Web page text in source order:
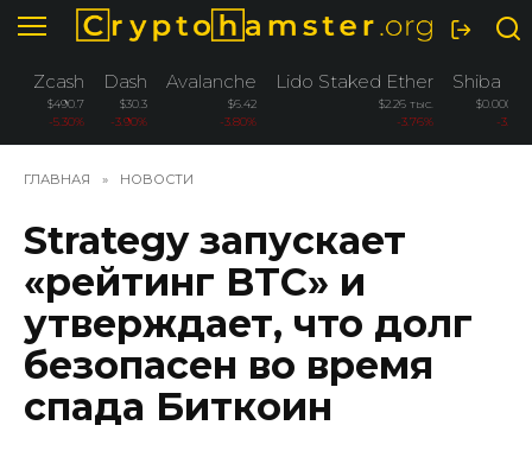
Перейти
содержанию
Zcash
$490.7
-5.30%
Dash
$30.3
-3.90%
Avalanche
$6.42
-3.80%
Lido Staked Ether
$2.26 тыс.
-3.76%
Shiba Inu
$0.000005
-3.60%
ГЛАВНАЯ » НОВОСТИ
Strategy запускает
«рейтинг BTC» и
утверждает, что долг
безопасен во время
спада Биткоин